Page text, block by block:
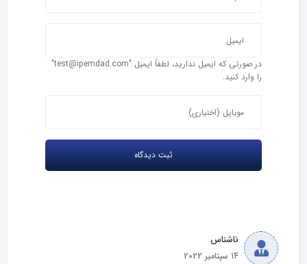
در صورتی که ایمیل ندارید، لطفاً ایمیل "test@ipemdad.com"
را وارد کنید.
ناشناس
14 سپتامبر 2022